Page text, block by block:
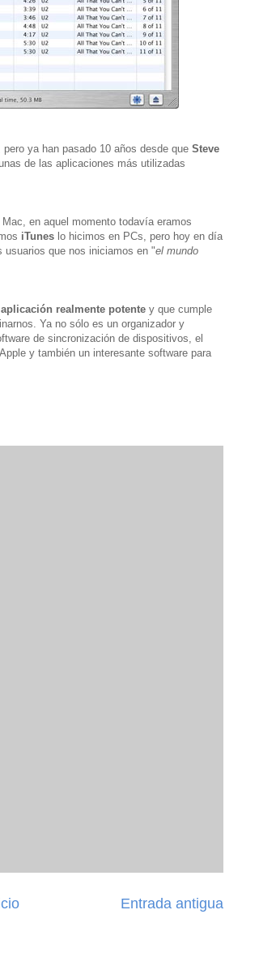
pero ya han pasado 10 años desde que Steve
de las aplicaciones más utilizadas
en aquel momento todavía eramos
iTunes lo hicimos en PCs, pero hoy en día
que nos iniciamos en "el mundo
realmente potente y que cumple
Ya no sólo es un organizador y
de sincronización de dispositivos, el
y también un interesante software para
Entrada antigua